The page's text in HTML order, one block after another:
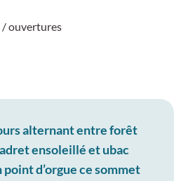
/ ouvertures
alternant entre forêt
ensoleillé et ubac
d’orgue ce sommet